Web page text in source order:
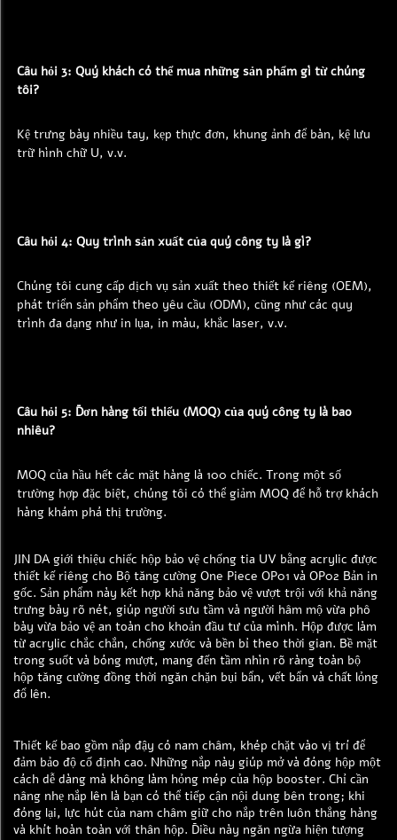
Câu hỏi 3: Quý khách có thể mua những sản phẩm gì từ chúng
tôi?
Kệ trưng bày nhiều tay, kẹp thực đơn, khung ảnh để bàn, kệ lưu
trữ hình chữ U, v.v.
Câu hỏi 4: Quy trình sản xuất của quý công ty là gì?
Chúng tôi cung cấp dịch vụ sản xuất theo thiết kế riêng (OEM),
phát triển sản phẩm theo yêu cầu (ODM), cũng như các quy
trình đa dạng như in lụa, in màu, khắc laser, v.v.
Câu hỏi 5: Đơn hàng tối thiểu (MOQ) của quý công ty là bao
nhiêu?
MOQ của hầu hết các mặt hàng là 100 chiếc. Trong một số
trường hợp đặc biệt, chúng tôi có thể giảm MOQ để hỗ trợ khách
hàng khám phá thị trường.
JIN DA giới thiệu chiếc hộp bảo vệ chống tia UV bằng acrylic được
thiết kế riêng cho Bộ tăng cường One Piece OP01 và OP02 Bản in
gốc. Sản phẩm này kết hợp khả năng bảo vệ vượt trội với khả năng
trưng bày rõ nét, giúp người sưu tầm và người hâm mộ vừa phô
bày vừa bảo vệ an toàn cho khoản đầu tư của mình. Hộp được làm
từ acrylic chắc chắn, chống xước và bền bỉ theo thời gian. Bề mặt
trong suốt và bóng mượt, mang đến tầm nhìn rõ ràng toàn bộ
hộp tăng cường đồng thời ngăn chặn bụi bẩn, vết bẩn và chất lỏng
đổ lên.
Thiết kế bao gồm nắp đậy có nam châm, khép chặt vào vị trí để
đảm bảo độ cố định cao. Những nắp này giúp mở và đóng hộp một
cách dễ dàng mà không làm hỏng mép của hộp booster. Chỉ cần
nâng nhẹ nắp lên là bạn có thể tiếp cận nội dung bên trong; khi
đóng lại, lực hút của nam châm giữ cho nắp trên luôn thẳng hàng
và khít hoàn toàn với thân hộp. Điều này ngăn ngừa hiện tượng